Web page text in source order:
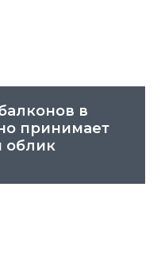
в
принимает
облик